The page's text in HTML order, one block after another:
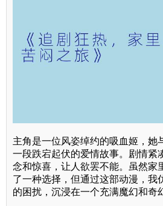
主角是一位风姿绰约的吸血姬，她
一段跌宕起伏的爱情故事。剧情紧
念和惊喜，让人欲罢不能。虽然家
了一种选择，但通过这部动漫，我
的困扰，沉浸在一个充满魔幻和奇